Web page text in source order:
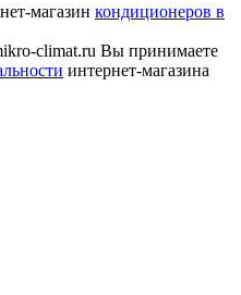
магазин кондиционеров в
climat.ru Вы принимаете
интернет-магазина